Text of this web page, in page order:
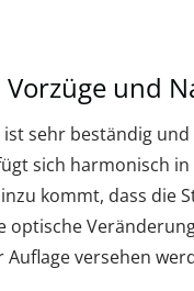
Vorzüge und
sehr beständig
sich harmonisch
kommt, dass die
optische
versehen